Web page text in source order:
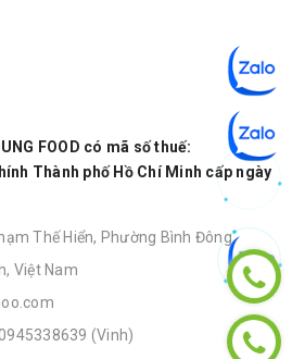
FOOD có mã số thuế:
Thành phố Hồ Chí Minh cấp ngày
Thế Hiển, Phường Bình Đông,
Việt Nam
(Vinh)